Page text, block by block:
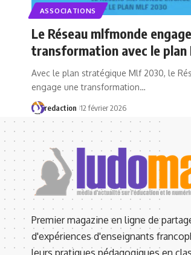
ASSOCIATIONS
Le Réseau mlfmonde
transformation avec le
Avec le plan stratégique Mlf 2030, le
engage une transformation…
redaction 12 février 2026
Premier magazine en ligne de
d'expériences d'enseignants
leurs pratiques pédagogiques en